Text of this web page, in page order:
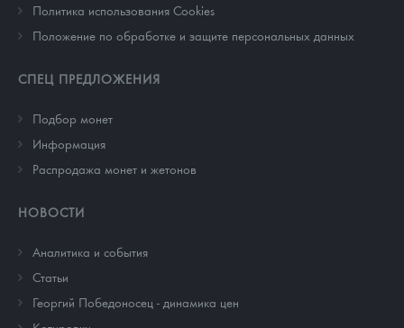
Политика использования Cookies
Положение по обработке и защите персональных данных
СПЕЦ ПРЕДЛОЖЕНИЯ
Подбор монет
Информация
Распродажа монет и жетонов
НОВОСТИ
Аналитика и события
Cтатьи
Георгий Победоносец - динамика цен